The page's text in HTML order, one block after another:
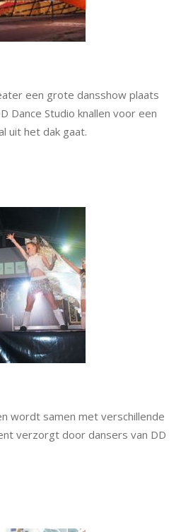
een grote dansshow plaats
Dance Studio knallen voor een
uit het dak gaat.
wordt samen met verschillende
verzorgt door dansers van DD